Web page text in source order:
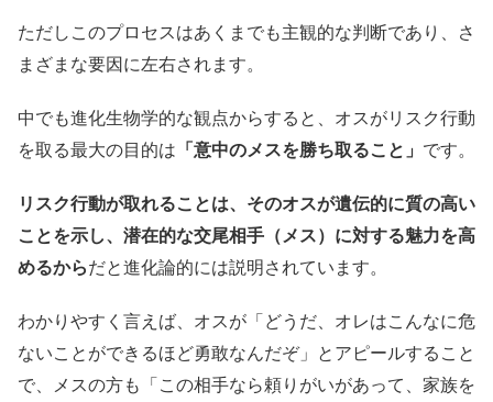
ただしこのプロセスはあくまでも主観的な判断であり、さ
まざまな要因に左右されます。
中でも進化生物学的な観点からすると、オスがリスク行動
を取る最大の目的は 「意中のメスを勝ち取ること」 です。
リスク行動が取れることは、そのオスが遺伝的に質の高い
ことを示し、潜在的な交尾相手（メス）に対する魅力を高
めるからだと進化論的には説明されています。
わかりやすく言えば、オスが「どうだ、オレはこんなに危
ないことができるほど勇敢なんだぞ」とアピールすること
で、メスの方も「この相手なら頼りがいがあって、家族を